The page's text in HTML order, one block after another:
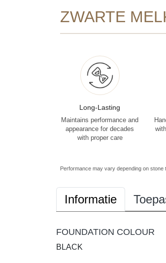
ZWARTE
Long-Lasting
Maintains performance and
appearance for decades
with proper care
Performance may vary depending on stone
Informatie
FOUNDATION COLOUR
BLACK